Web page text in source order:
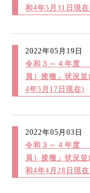
和4年5月31日現在
2022年05月19日
令和３～４年度
員）接種」状況
4年5月17日現在)
2022年05月03日
令和３～４年度
員）接種」状況
和4年4月28日現在